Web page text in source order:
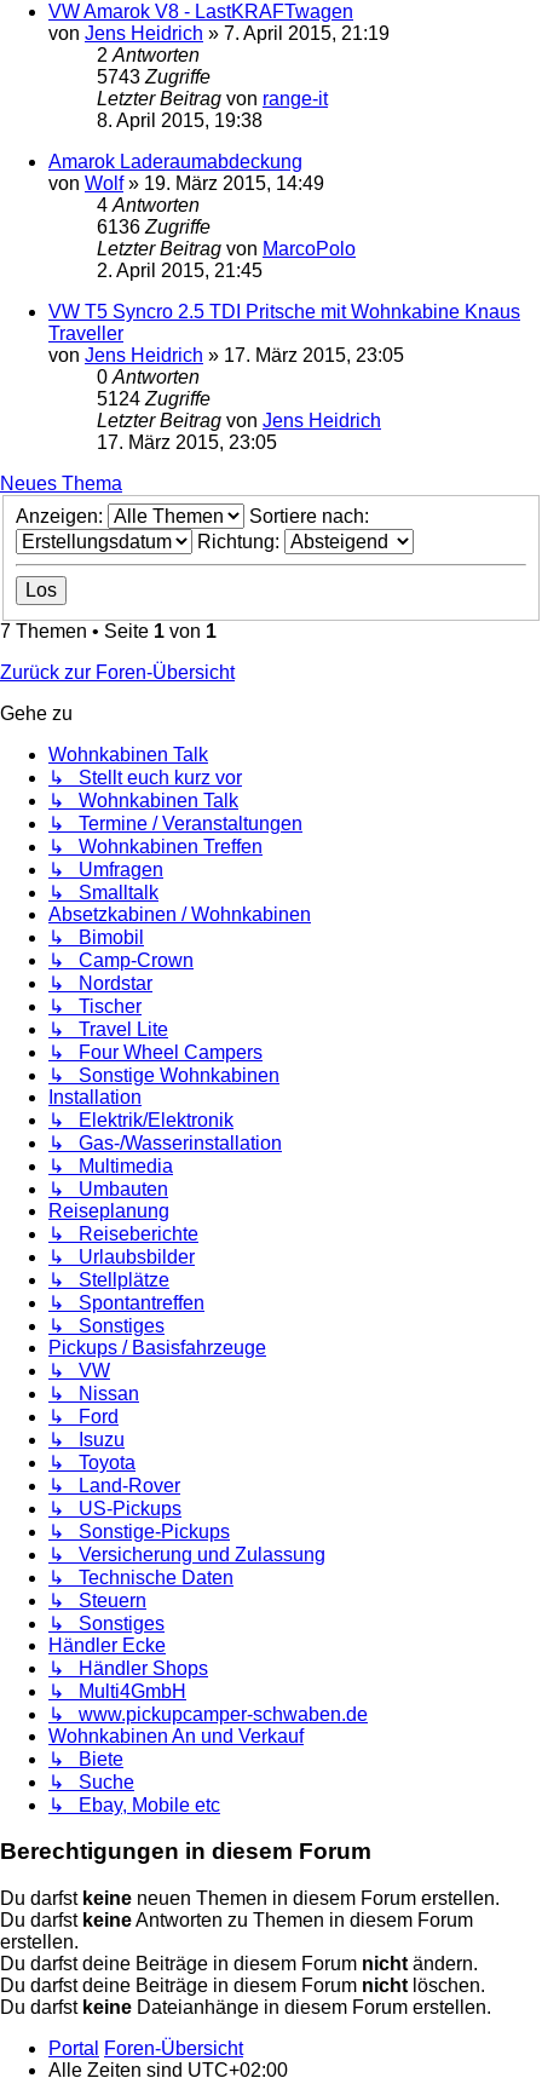
VW Amarok V8 - LastKRAFTwagen
von Jens Heidrich » 7. April 2015, 21:19
2 Antworten
5743 Zugriffe
Letzter Beitrag von range-it
8. April 2015, 19:38
Amarok Laderaumabdeckung
von Wolf» 19. März 2015, 14:49
4 Antworten
6136 Zugriffe
Letzter Beitrag von MarcoPolo
2. April 2015, 21:45
VW T5 Syncro 2.5 TDI Pritsche mit Wohnkabine Knaus
Traveller
von Jens Heidrich » 17. März 2015, 23:05
0 Antworten
5124 Zugriffe
Letzter Beitrag von Jens Heidrich
17. März 2015, 23:05
Neues Thema
Anzeigen:
Sortiere nach:
Richtung:
7 Themen • Seite 1 von 1
Zurück zur Foren-Übersicht
Gehe zu
Wohnkabinen Talk
↳ Stellt euch kurz vor
↳ Wohnkabinen Talk
↳ Termine / Veranstaltungen
↳ Wohnkabinen Treffen
↳ Umfragen
↳ Smalltalk
Absetzkabinen / Wohnkabinen
↳ Bimobil
↳ Camp-Crown
↳ Nordstar
↳ Tischer
↳ Travel Lite
↳ Four Wheel Campers
↳ Sonstige Wohnkabinen
Installation
↳ Elektrik/Elektronik
↳ Gas-/Wasserinstallation
↳ Multimedia
↳ Umbauten
Reiseplanung
↳ Reiseberichte
↳ Urlaubsbilder
↳ Stellplätze
↳ Spontantreffen
↳ Sonstiges
Pickups / Basisfahrzeuge
↳ VW
↳ Nissan
↳ Ford
↳ Isuzu
↳ Toyota
↳ Land-Rover
↳ US-Pickups
↳ Sonstige-Pickups
↳ Versicherung und Zulassung
↳ Technische Daten
↳ Steuern
↳ Sonstiges
Händler Ecke
↳ Händler Shops
↳ Multi4GmbH
↳ www.pickupcamper-schwaben.de
Wohnkabinen An und Verkauf
↳ Biete
↳ Suche
↳ Ebay, Mobile etc
Berechtigungen in diesem Forum
Du darfst keine neuen Themen in diesem Forum erstellen.
Du darfst keineAntworten zu Themen in diesem Forum
erstellen.
Du darfst deine Beiträge in diesem Forum nicht ändern.
Du darfst deine Beiträge in diesem Forum nicht löschen.
Du darfst keine Dateianhänge in diesem Forum erstellen.
Portal
Foren-Übersicht
Alle Zeiten sind UTC+02:00